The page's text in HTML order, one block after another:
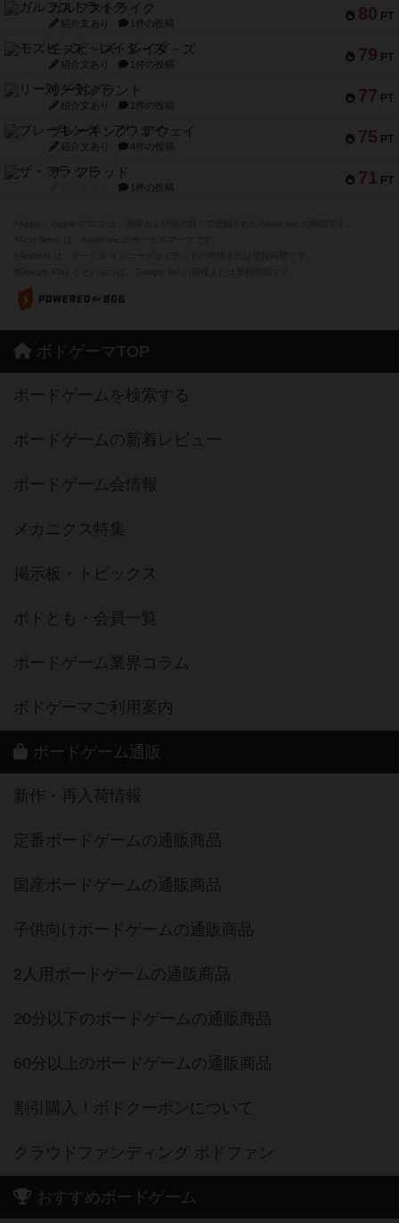
80 PT
ガルフストライク
紹介文あり 1件の投稿
79 PT
モズビ－ズ・レイダ－ズ
紹介文あり 1件の投稿
77 PT
リー対グラント
紹介文あり 1件の投稿
75 PT
ブレーキング・アウェイ
紹介文あり 4件の投稿
71 PT
ザ・フラッド
1件の投稿
ボドゲーマTOP
ボードゲームを検索する
ボードゲームの新着レビュー
ボードゲーム会情報
メカニクス特集
掲示板・トピックス
ボドとも・会員一覧
ボードゲーム業界コラム
ボドゲーマご利用案内
ボードゲーム通販
新作・再入荷情報
定番ボードゲームの通販商品
国産ボードゲームの通販商品
子供向けボードゲームの通販商品
2人用ボードゲームの通販商品
20分以下のボードゲームの通販商品
60分以上のボードゲームの通販商品
割引購入！ボドクーポンについて
クラウドファンディング ボドファン
おすすめボードゲーム